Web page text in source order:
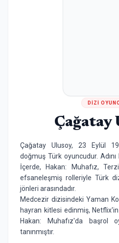
DIZI
Çağatay
Çağatay Ulusoy, 23 Eylül
doğmuş Türk oyuncudur.
İçerde, Hakan: Muhafız,
efsaneleşmiş rolleriyle Türk
jönleri arasındadır.
Medcezir dizisindeki Yaman
hayran kitlesi edinmiş,
Hakan: Muhafız'da başrol
tanınmıştır.